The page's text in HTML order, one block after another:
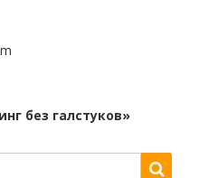
без галстуков»